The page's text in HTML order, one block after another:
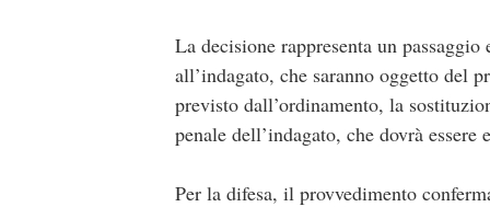
La decisione rappresenta un
all’indagato, che saranno oggetto del
previsto dall’ordinamento, la
penale dell’indagato, che dovrà
Per la difesa, il provvedimento